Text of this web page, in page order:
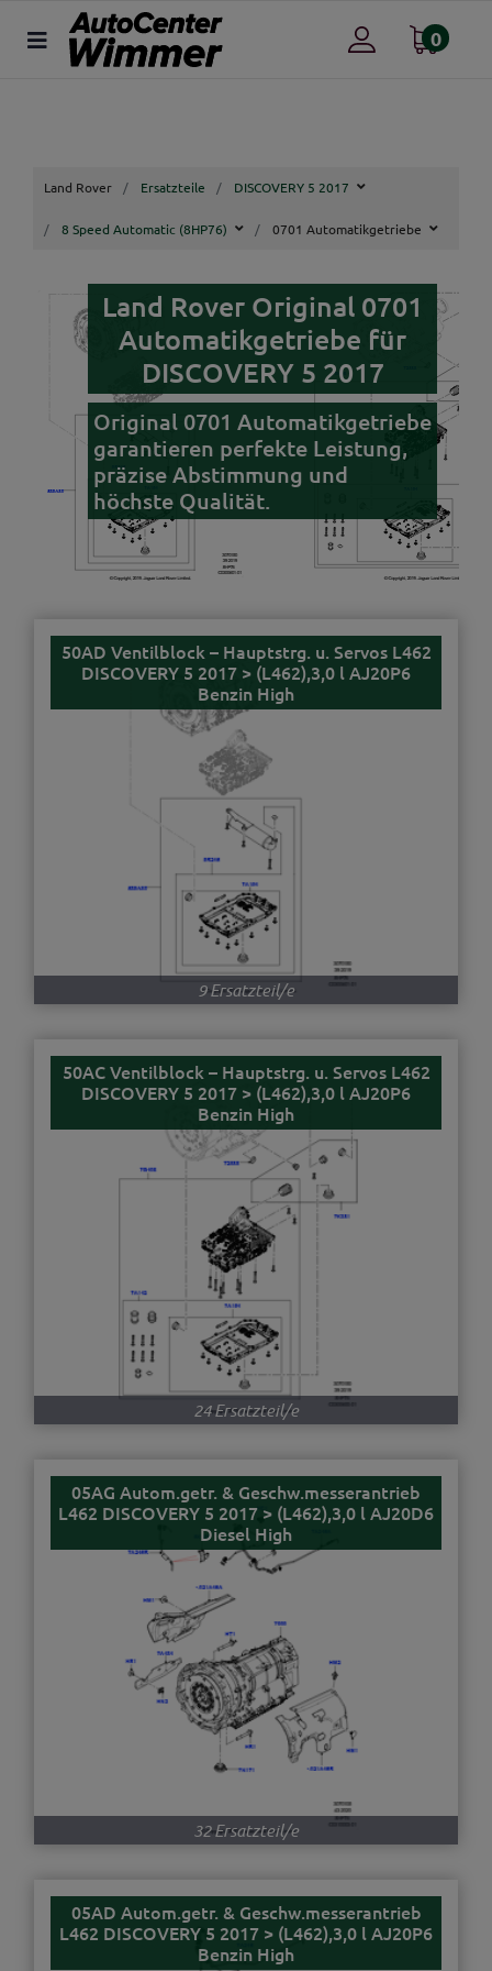
0
Land Rover Ersatzteile DISCOVERY 5 2017
8 Speed Automatic (8HP76) 0701 Automatikgetriebe
Land Rover Original 0701
Automatikgetriebe für
DISCOVERY 5 2017
Original 0701 Automatikgetriebe
garantieren perfekte Leistung,
präzise Abstimmung und
höchste Qualität.
50AD Ventilblock – Hauptstrg. u. Servos L462
DISCOVERY 5 2017 > (L462),3,0 l AJ20P6
Benzin High
9 Ersatzteil/e
50AC Ventilblock – Hauptstrg. u. Servos L462
DISCOVERY 5 2017 > (L462),3,0 l AJ20P6
Benzin High
24 Ersatzteil/e
05AG Autom.getr. & Geschw.messerantrieb
L462 DISCOVERY 5 2017 > (L462),3,0 l AJ20D6
Diesel High
32 Ersatzteil/e
05AD Autom.getr. & Geschw.messerantrieb
L462 DISCOVERY 5 2017 > (L462),3,0 l AJ20P6
Benzin High